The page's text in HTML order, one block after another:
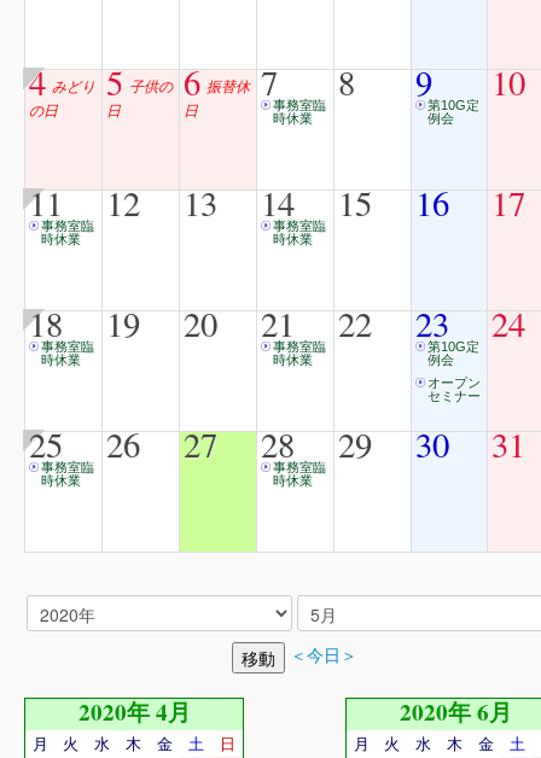
4 みどり
の日
5 子供の
日
6 振替休
日
7事務室臨
時休業
8 9第10G定
例会
10
11
事務室臨
時休業
12 13 14
事務室臨
時休業
15 16 17
18
事務室臨
時休業
19 20 21
事務室臨
時休業
22 23
第10G定
例会
オープン
セミナー
24
25
事務室臨
時休業
26 27 28
事務室臨
時休業
29 30 31
＜今日＞
2020年 4月
月 火 水 木 金 土
日
2020年 6月
月 火 水 木 金 土